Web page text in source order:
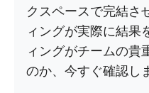
クスペースで完結さ
ィングが実際に結果
ィングがチームの貴
のか、今すぐ確認し